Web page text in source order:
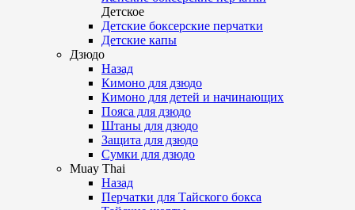
Детское
Детские боксерские перчатки
Детские капы
Дзюдо
Назад
Кимоно для дзюдо
Кимоно для детей и начинающих
Пояса для дзюдо
Штаны для дзюдо
Защита для дзюдо
Сумки для дзюдо
Muay Thai
Назад
Перчатки для Тайского бокса